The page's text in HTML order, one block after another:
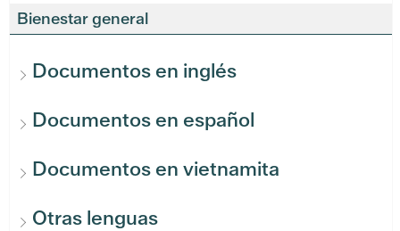
Bienestar general
Documentos en inglés
Documentos en español
Documentos en vietnamita
Otras lenguas